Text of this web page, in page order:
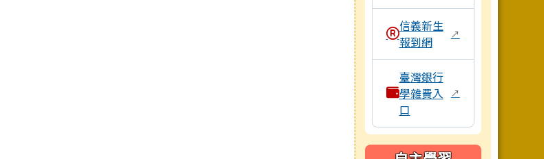
信義新生
報到網
↗
臺灣銀行
學雜費入
口
↗